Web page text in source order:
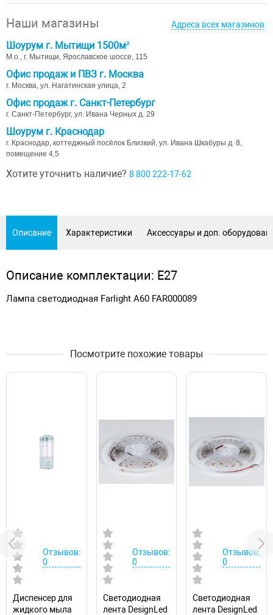
Наши магазины Адреса всех магазинов
Шоурум г. Мытищи 1500м²
М.о., г. Мытищи, Ярославское шоссе, 115
Офис продаж и ПВЗ г. Москва
г. Москва, ул. Нагатинская улица, 2
Офис продаж г. Санкт-Петербург
г. Санкт-Петербург, ул. Ивана Черных д. 29
Шоурум г. Краснодар
г. Краснодар, коттеджный посёлок Близкий, ул. Ивана Шкабуры д. 8,
помещение 4,5
Хотите уточнить наличие? 8 800 222-17-62
Описание Характеристики Аксессуары и доп.
Описание комплектации: E27
Лампа светодиодная Farlight A60 FAR000089
Посмотрите похожие товары
Отзывов:
0
Диспенсер для
жидкого мыла
Отзывов:
0
Светодиодная
лента DesignLed
Отзывов:
0
Светодиодная
лента DesignLed